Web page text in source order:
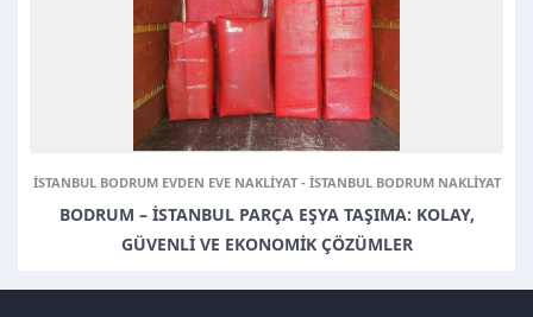
ISTANBUL BODRUM EVDEN EVE NAKLIYAT- ISTANBUL BODRUM NAKLIYAT
BODRUM – İSTANBUL PARÇA EŞYA TAŞIMA: KOLAY,
GÜVENLI VE EKONOMIK ÇÖZÜMLER
Müşteri Temsilcisi